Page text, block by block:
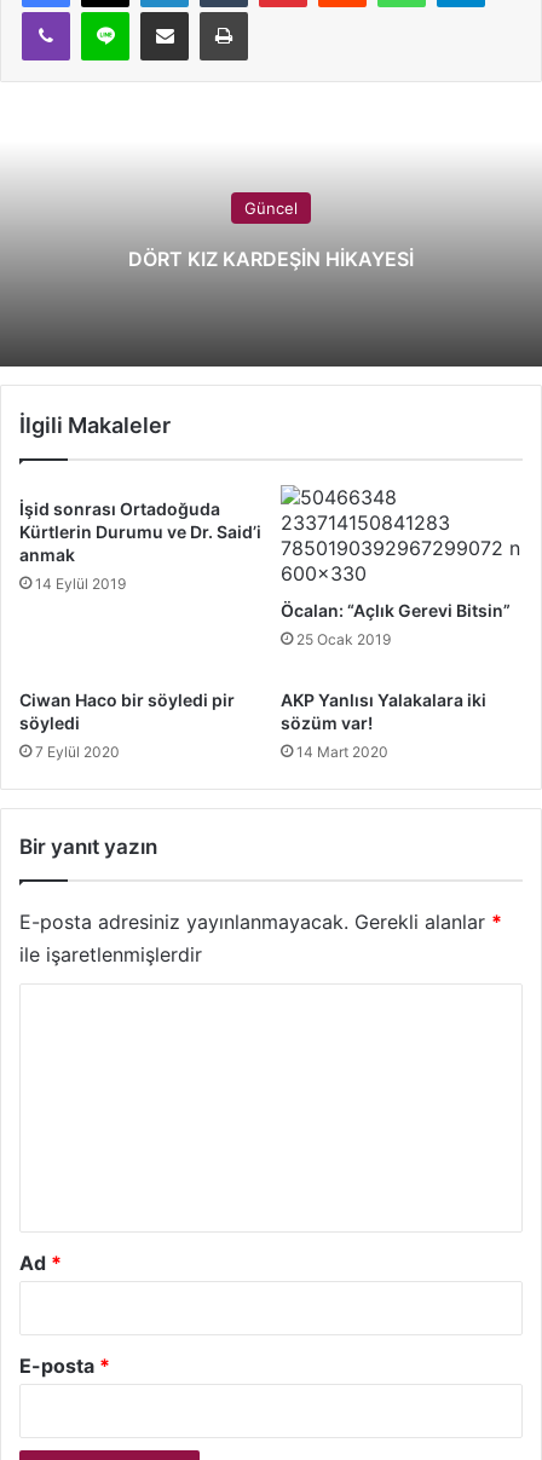
Güncel
DÖRT KIZ KARDEŞİN HİKAYESİ
İlgili Makaleler
İşid sonrası Ortadoğuda
Kürtlerin Durumu ve Dr. Said’i
anmak
14 Eylül 2019
Öcalan: “Açlık Gerevi Bitsin”
25 Ocak 2019
Ciwan Haco bir söyledi pir
söyledi
7 Eylül 2020
AKP Yanlısı Yalakalara iki
sözüm var!
14 Mart 2020
Bir yanıt yazın
E-posta adresiniz yayınlanmayacak. Gerekli alanlar *
ile işaretlenmişlerdir
Ad *
E-posta *